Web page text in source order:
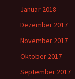
Januar 2018
Dezember 2017
November 2017
Oktober 2017
September 2017